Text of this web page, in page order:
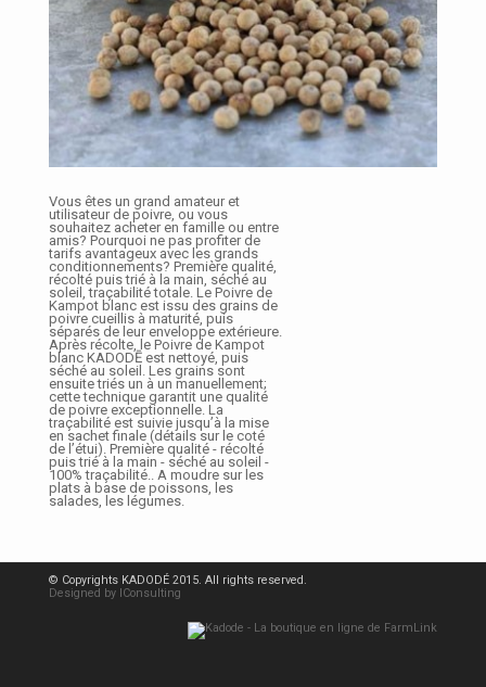
Vous êtes un grand amateur et
utilisateur de poivre, ou vous
souhaitez acheter en famille ou entre
amis? Pourquoi ne pas profiter de
tarifs avantageux avec les grands
conditionnements? Première qualité,
récolté puis trié à la main, séché au
soleil, traçabilité totale. Le Poivre de
Kampot blanc est issu des grains de
poivre cueillis à maturité, puis
séparés de leur enveloppe extérieure.
Après récolte, le Poivre de Kampot
blanc KADODĒ est nettoyé, puis
séché au soleil. Les grains sont
ensuite triés un à un manuellement;
cette technique garantit une qualité
de poivre exceptionnelle. La
traçabilité est suivie jusqu’à la mise
en sachet finale (détails sur le coté
de l’étui). Première qualité - récolté
puis trié à la main - séché au soleil -
100% traçabilité.. A moudre sur les
plats à base de poissons, les
salades, les légumes.
© Copyrights KADODÉ 2015. All rights reserved.
Designed by IConsulting